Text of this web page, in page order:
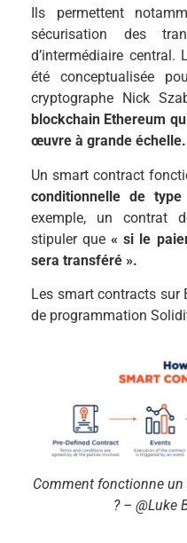
Ils permettent
sécurisation des
d’intermédiaire central.
été conceptualisée
cryptographe Nick
blockchain Ethereum
œuvre à grande échelle.
Un smart contract
conditionnelle de
exemple, un contrat
stipuler que« si le
sera transféré ».
Les smart contracts sur
de programmation
Comment fonctionne un
? – @Luke